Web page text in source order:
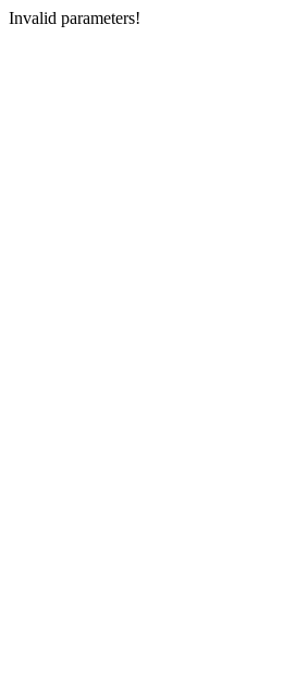
Invalid parameters!